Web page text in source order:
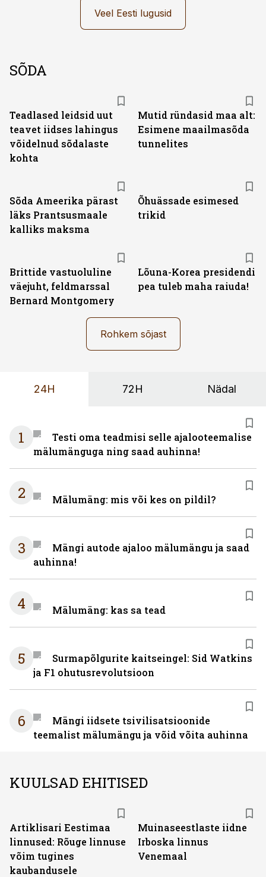
Veel Eesti lugusid
SÕDA
Teadlased leidsid uut
teavet iidses lahingus
võidelnud sõdalaste
kohta
Mutid ründasid maa alt:
Esimene maailmasõda
tunnelites
Sõda Ameerika pärast
läks Prantsusmaale
kalliks maksma
Õhuässade esimesed
trikid
Brittide vastuoluline
väejuht, feldmarssal
Bernard Montgomery
Lõuna-Korea presidendi
pea tuleb maha raiuda!
Rohkem sõjast
24H 72H Nädal
1
Testi oma teadmisi selle ajalooteemalise
mälumänguga ning saad auhinna!
2 Mälumäng: mis või kes on pildil?
3
Mängi autode ajaloo mälumängu ja saad
auhinna!
4 Mälumäng: kas sa tead
5
Surmapõlgurite kaitseingel: Sid Watkins
ja F1 ohutusrevolutsioon
6
Mängi iidsete tsivilisatsioonide
teemalist mälumängu ja võid võita auhinna
KUULSAD EHITISED
Artiklisari Eestimaa
linnused: Rõuge linnuse
võim tugines
kaubandusele
Muinaseestlaste iidne
Irboska linnus
Venemaal